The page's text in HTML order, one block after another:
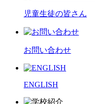
児童生徒の皆さん
お問い合わせ
ENGLISH